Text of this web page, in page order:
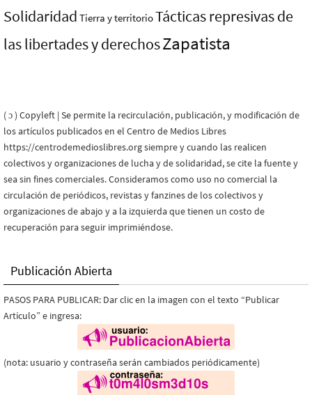
Solidaridad Tierra y territorioTácticas represivas de
las libertades y derechosZapatista
( ɔ ) Copyleft | Se permite la recirculación, publicación, y modificación de
los artículos publicados en el Centro de Medios Libres
https://centrodemedioslibres.org siempre y cuando las realicen
colectivos y organizaciones de lucha y de solidaridad, se cite la fuente y
sea sin fines comerciales. Consideramos como uso no comercial la
circulación de periódicos, revistas y fanzines de los colectivos y
organizaciones de abajo y a la izquierda que tienen un costo de
recuperación para seguir imprimiéndose.
Publicación Abierta
PASOS PARA PUBLICAR: Dar clic en la imagen con el texto “Publicar
Artículo” e ingresa:
(nota: usuario y contraseña serán cambiados periódicamente)